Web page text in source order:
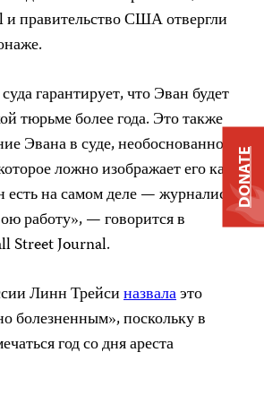
правительство США отвергли
гарантирует, что Эван будет
тюрьме более года. Это также
Эвана в суде, необоснованное
ложно изображает его как
есть на самом деле — журналиста,
работу», — говорится в
Street Journal.
Линн Трейсиназвалаэто
болезненным», поскольку в
год со дня ареста
DONATE